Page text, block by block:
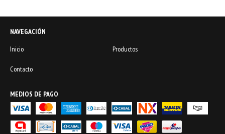
NAVEGACIÓN
Inicio
Productos
Contacto
MEDIOS DE PAGO